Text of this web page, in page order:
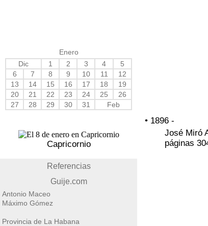
Enero
Dic
1 2 3 4
5
6
7 8 9 10 11
12
13
14 15 16 17 18
19
20
21 22 23 24 25
26
27
28 29 30 31 Feb
Capricornio
Referencias
Guije.com
Antonio Maceo
Máximo Gómez
Provincia de La Habana
• 1896 -
José Miró
páginas